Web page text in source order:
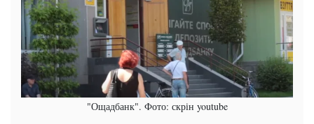
"Ощадбанк". Фото: скрін youtube